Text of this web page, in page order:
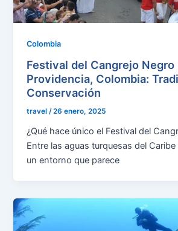
Colombia
Festival del Cangrejo Negro
Providencia, Colombia:
Conservación
travel/26 enero, 2025
¿Qué hace único el Festival del
Entre las aguas turquesas del
un entorno que parece